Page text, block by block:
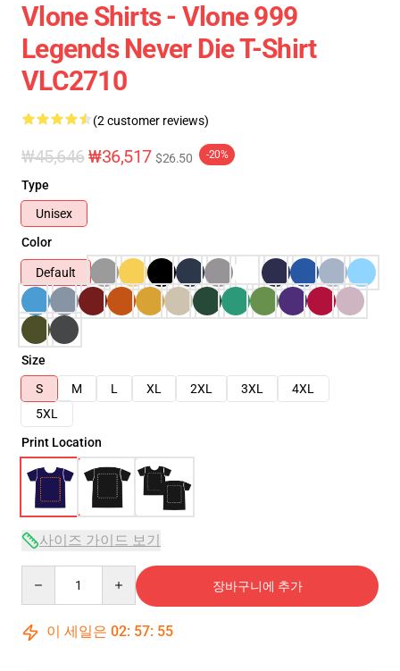
Vlone Shirts - Vlone 999
Legends Never Die T-Shirt
VLC2710
(2 customer reviews)
₩45,646₩36,517 $26.50 -20%
Type
Unisex
Color
Default
Size
S
M L XL 2XL 3XL
4XL
5XL
Print Location
사이즈 가이드 보기
장바구니에 추가
이 세일은 02: 57: 54